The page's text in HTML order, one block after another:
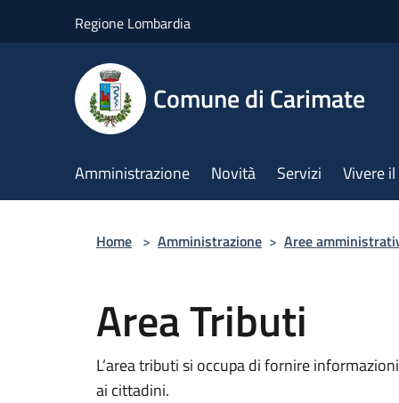
Regione Lombardia
Comune di Carimate
Amministrazione Novità Servizi Vivere
Home > Amministrazione > Aree
Area Tributi
L’area tributi si occupa di fornire
ai cittadini.